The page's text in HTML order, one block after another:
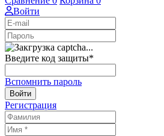
Войти
Введите код защиты*
Вспомнить пароль
Войти
Регистрация